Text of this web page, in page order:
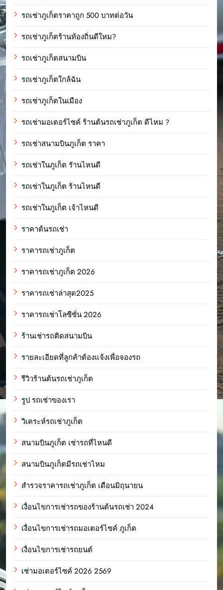
รถเช่าภูเก็ตราคาถูก 500 บาทต่อวัน
รถเช่าภูเก็ตร้านท้องถิ่นดีใหม?
รถเช่าภูเก็ตสนามบิน
รถเช่าภูเก็ตใกล้ฉัน
รถเช่าภูเก็ตในเมือง
รถเช่ามอเตอร์ไซค์ ร้านต้นรถเช่าภูเก็ต ดีไหม ?
รถเช่าสนามบินภูเก็ต ราคา
รถเช่าในภูเก็ต รัานไหนดี
รถเช่าในภูเก็ต ร้านไหนดี
รถเช่าในภูเก็ต เจ้าไหนดี
ราคาต้นรถเช่า
ราคารถเช่าภูเก็ต
ราคารถเช่าภูเก็ต 2026
ราคารถเช่าล่าสุด2025
ราคารถเช่าโลซีซั่น 2026
ร้านเช่ารถติดสนามบิน
รายละเอียดที่ลูกค้าต้องแจ้งเพื่อจองรถ
รีวิวร้านต้นรถเช่าภูเก็ต
รูป รถเช่าของเรา
วิเคระห์รถเช่าภูเก็ต
สนามบินภูเก็ต เช่ารถที่ไหนดี
สนามบินภูเก็ตมีรถเช่าไหม
สำรวจราคารถเช่าภูเก็ต เดือนมิถุนายน
เงื่อนไขการเช่ารถของร้านต้นรถเช่า 2024
เงื่อนไขการเช่ารถมอเตอร์ไซค์ ภูเก็ต
เงื่อนไขการเช่ารถยนต์
เช่ามอเตอร์ไซค์ 2026 2569